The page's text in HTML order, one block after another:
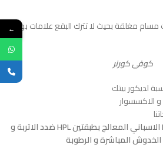
مغلقة بحيث لا تترك البقع علامات بها ولا
كوفى كورنر
لديكور بيتك
الاكسسوار
مصنعة من اجود انواع MDF الاسباني المعالج بطبقتين HPL ضدد الاتربة و
المباشرة و الرطوبة
←